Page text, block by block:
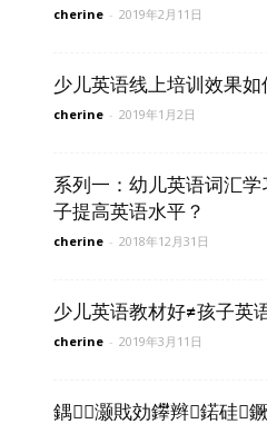
cherine - 2019年2月11日
少儿英语线上培训效果如
cherine - 2019年1月2日
系列一：幼儿英语词汇
子提高英语水平？
cherine - 2018年12月31日
少儿英语教材好≠孩子英
cherine - 2019年3月11日
鍝灏戝効鑻辫鍩硅